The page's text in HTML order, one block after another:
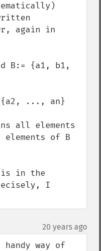
again in
B:= {a1, b1,
{a2, ..., an}
all elements
of B
in the
I
20 years ago
way of